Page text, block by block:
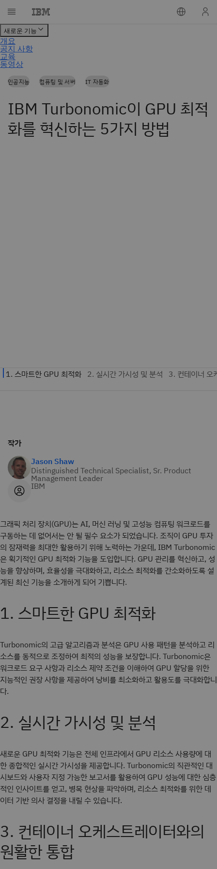
인공지능 컴퓨팅 및 서버 IT 자동화
IBM Turbonomic이 GPU 최적
화를 혁신하는 5가지 방법
작가
Jason Shaw
Distinguished Technical Specialist, Sr. Product
Management Leader
IBM
그래픽 처리 장치(GPU)는 AI, 머신 러닝 및 고성능 컴퓨팅 워크로드를
구동하는 데 없어서는 안 될 필수 요소가 되었습니다. 조직이 GPU 투자
의 잠재력을 최대한 활용하기 위해 노력하는 가운데, IBM Turbonomic
은 획기적인 GPU 최적화 기능을 도입합니다. GPU 관리를 혁신하고, 성
능을 향상하며, 효율성을 극대화하고, 리소스 최적화를 간소화하도록 설
계된 최신 기능을 소개하게 되어 기쁩니다.
1. 스마트한 GPU 최적화
Turbonomic의 고급 알고리즘과 분석은 GPU 사용 패턴을 분석하고 리
소스를 동적으로 조정하여 최적의 성능을 보장합니다. Turbonomic은
워크로드 요구 사항과 리소스 제약 조건을 이해하여 GPU 할당을 위한
지능적인 권장 사항을 제공하여 낭비를 최소화하고 활용도를 극대화합니
다.
2. 실시간 가시성 및 분석
새로운 GPU 최적화 기능은 전체 인프라에서 GPU 리소스 사용량에 대
한 종합적인 실시간 가시성을 제공합니다. Turbonomic의 직관적인 대
시보드와 사용자 지정 가능한 보고서를 활용하여 GPU 성능에 대한 심층
적인 인사이트를 얻고, 병목 현상을 파악하며, 리소스 최적화를 위한 데
이터 기반 의사 결정을 내릴 수 있습니다.
3. 컨테이너 오케스트레이터와의
원활한 통합